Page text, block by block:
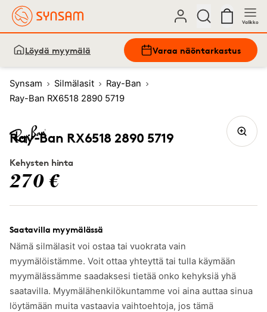
Valikko
Löydä myymälä Varaa näöntarkastus
Synsam Silmälasit
Ray-Ban
Ray-Ban RX6518 2890 5719
Ray-Ban RX6518 2890 5719
Kehysten hinta
270 €
Saatavilla myymälässä
Nämä silmälasit voi ostaa tai vuokrata vain
myymälöistämme. Voit ottaa yhteyttä tai tulla käymään
myymälässämme saadaksesi tietää onko kehyksiä yhä
saatavilla. Myymälähenkilökuntamme voi aina auttaa sinua
löytämään muita vastaavia vaihtoehtoja, jos tämä